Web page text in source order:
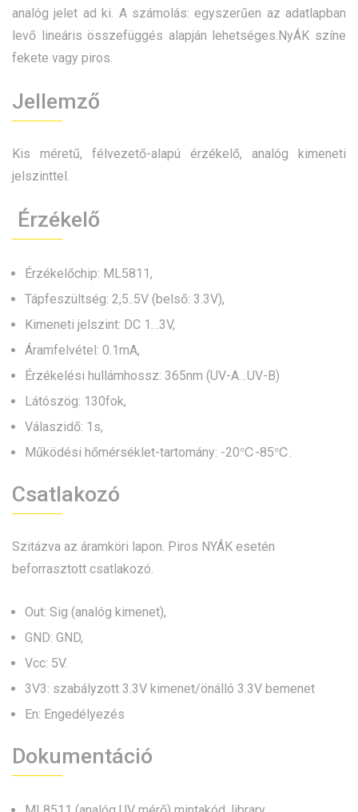
analóg jelet ad ki. A számolás: egyszerűen az adatlapban
levő lineáris összefüggés alapján lehetséges.NyÁK színe
fekete vagy piros.
Jellemző
Kis méretű, félvezető-alapú érzékelő, analóg kimeneti
jelszinttel.
Érzékelő
Érzékelőchip: ML5811,
Tápfeszültség: 2,5..5V (belső: 3.3V),
Kimeneti jelszint: DC 1…3V,
Áramfelvétel: 0.1mA,
Érzékelési hullámhossz: 365nm (UV-A…UV-B)
Látószög: 130fok,
Válaszidő: 1s,
Működési hőmérséklet-tartomány: -20℃-85℃.
Csatlakozó
Szitázva az áramköri lapon. Piros NYÁK esetén
beforrasztott csatlakozó.
Out: Sig (analóg kimenet),
GND: GND,
Vcc: 5V.
3V3: szabályzott 3.3V kimenet/önálló 3.3V bemenet
En: Engedélyezés
Dokumentáció